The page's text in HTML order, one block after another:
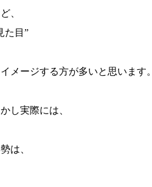
、
た目”
メージする方が多いと思います。
し実際には、
は、